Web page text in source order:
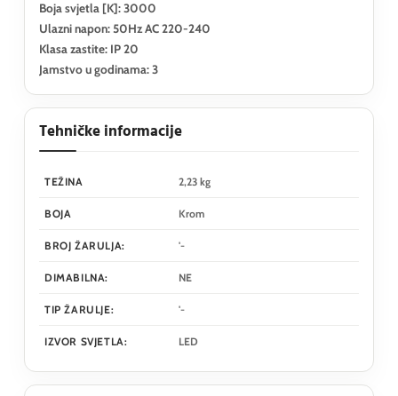
Boja svjetla [K]: 3000
Ulazni napon: 50Hz AC 220-240
Klasa zastite: IP 20
Jamstvo u godinama: 3
Tehničke informacije
TEŽINA 2,23 kg
BOJA Krom
BROJ ŽARULJA: '-
DIMABILNA: NE
TIP ŽARULJE: '-
IZVOR SVJETLA: LED